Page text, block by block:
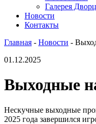
Галерея
Новости
Контакты
Главная - Новости -
01.12.2025
Выходные
Нескучные выходные
2025 года завершился